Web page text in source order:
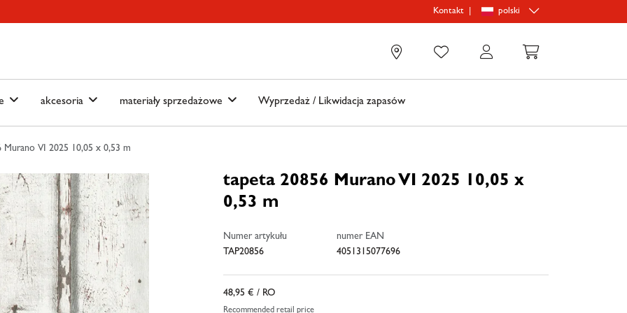
Kontakt polski
akcesoria materiały sprzedażowe Wyprzedaż / Likwidacja zapasów
Murano VI 2025 10,05 x 0,53 m
tapeta 20856 Murano VI 2025 10,05 x
0,53 m
Numer artykułu
TAP20856
numer EAN
4051315077696
48,95 € / RO
Recommended retail price